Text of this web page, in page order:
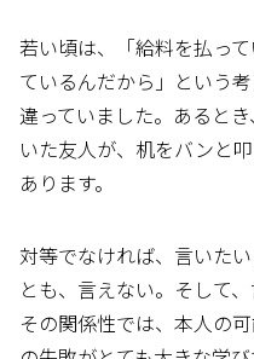
若い頃は、「給料を払っ
ているんだから」という
違っていました。あると
いた友人が、机をバンと
あります。
対等でなければ、言いた
とも、言えない。そして
その関係性では、本人の